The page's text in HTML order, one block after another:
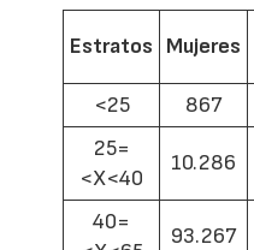
Estratos Mujeres
<25
867
25=
<X<40
10.286
40=
93.267